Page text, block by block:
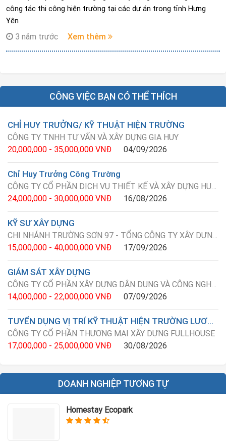
công tác thi công hiện trường tại các dự án trong tỉnh Hưng
Yên
3 năm trước Xem thêm
CÔNG VIỆC BẠN CÓ THỂ THÍCH
CHỈ HUY TRƯỞNG/ KỸ THUẬT HIỆN TRƯỜNG
CÔNG TY TNHH TƯ VẤN VÀ XÂY DỰNG GIA HUY
20,000,000 - 35,000,000 VNĐ
04/09/2026
Chỉ Huy Trưởng Công Trường
CÔNG TY CỔ PHẦN DỊCH VỤ THIẾT KẾ VÀ XÂY DỰNG HUY HOÀNG
24,000,000 - 30,000,000 VNĐ
16/08/2026
KỸ SƯ XÂY DỰNG
CHI NHÁNH TRƯỜNG SƠN 97 - TỔNG CÔNG TY XÂY DỰNG TRƯỜNG SƠN
15,000,000 - 40,000,000 VNĐ
17/09/2026
GIÁM SÁT XÂY DỰNG
CÔNG TY CỔ PHẦN XÂY DỰNG DÂN DỤNG VÀ CÔNG NGHIỆP LDD HÀ NỘI
14,000,000 - 22,000,000 VNĐ
07/09/2026
TUYỂN DỤNG VỊ TRÍ KỸ THUẬT HIỆN TRƯỜNG LƯƠNG TỪ 17-25 TRIỆU
CÔNG TY CỔ PHẦN THƯƠNG MẠI XÂY DỰNG FULLHOUSE
17,000,000 - 25,000,000 VNĐ
30/08/2026
DOANH NGHIỆP TƯƠNG TỰ
Homestay Ecopark